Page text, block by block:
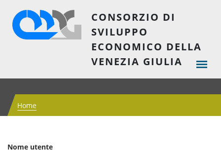
CONSORZIO DI
SVILUPPO
ECONOMICO DELLA
VENEZIA GIULIA
Home
Nome utente